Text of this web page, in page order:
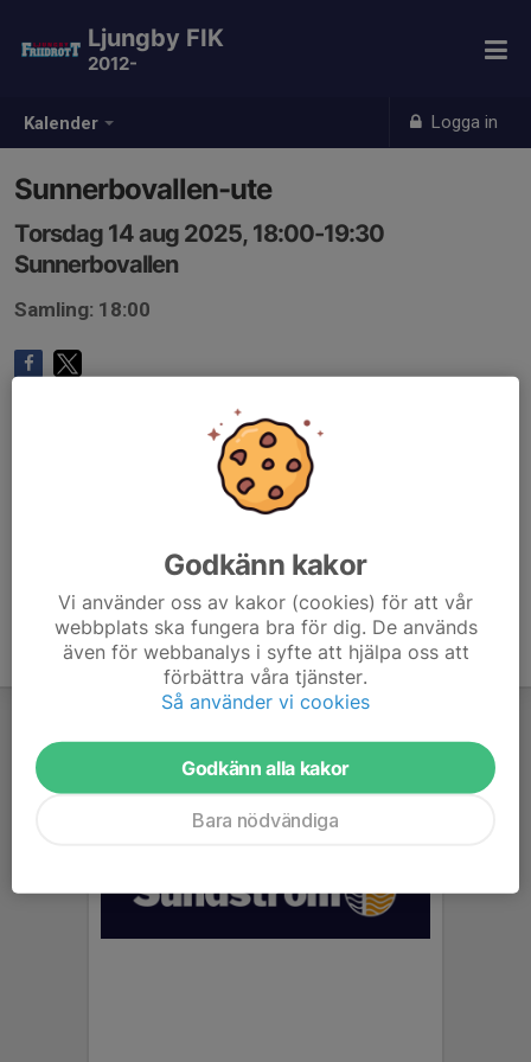
Kalender Logga in
Ljungby FIK
2012-
Sunnerbovallen-ute
Torsdag 14 aug 2025, 18:00-19:30
Sunnerbovallen
Samling: 18:00
Godkänn kakor
Vi använder oss av kakor (cookies) för att vår
webbplats ska fungera bra för dig. De används
även för webbanalys i syfte att hjälpa oss att
förbättra våra tjänster.
Så använder vi cookies
Godkänn alla kakor
Bara nödvändiga